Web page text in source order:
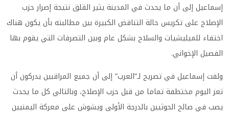
إسماعيل إلى أن ما يحدث في المدينة يثير القلق نتيجة إصرار حزب
الإصلاح على تكريس حالة التناقض الكبيرة بين مطالبته بأن يكون هناك
اختفاء للميليشيات والسلاح بشكل عام وبين التصرفات التي يقوم بها
الفصيل الإخواني.
ولفت إسماعيل في تصريح لـ”العرب” إلى أن جميع المراقبين يدركون أن
تعز اليوم مختطفة تماما من قبل حزب الإصلاح، وبالتالي كل ما يحدث
يصب في صالح الحوثيين بالدرجة الأولى ويشوش على معركة اليمنيين